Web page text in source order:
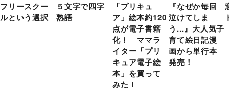
フリースクー
ルという選択
５文字で四字
熟語
「プリキュ
ア」絵本約120
点が電子書籍
化！ ママラ
イター「プリ
キュア電子絵
本」を買って
みた！
『なぜか毎回
泣けてしま
う...』大人気子
育て絵日記漫
画から単行本
発売！